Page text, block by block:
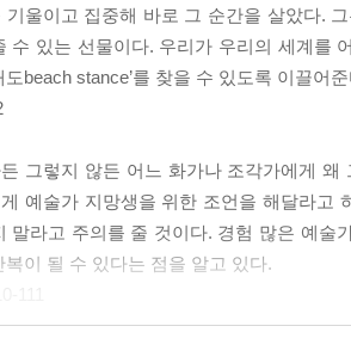
기울이고 집중해 바로 그 순간을 살았다.
수 있는 선물이다. 우리가 우리의 세계를
도beach stance’를 찾을 수 있도록 이끌어
그렇지 않든 어느 화가나 조각가에게
예술가 지망생을 위한 조언을 해달라고
말라고 주의를 줄 것이다. 경험 많은 예술
복이 될 수 있다는 점을 알고 있다.